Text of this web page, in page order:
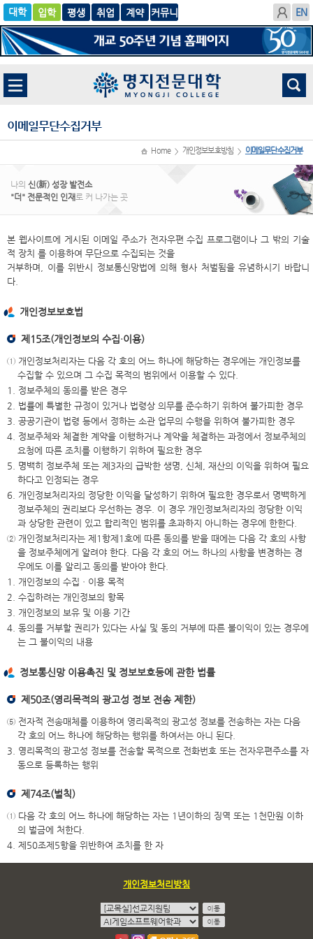
입학
글로
벌
평생 취업
계
약
이메일무단수집거부
Home > 개인정보보호방침 > 이메일무단수집거부
나의 신(新) 성장 발전소
"더" 전문적인 인재로 커 나가는 곳
본 웹사이트에 게시된 이메일 주소가 전자우편 수집 프로그램이나 그 밖의 기술
적 장치 를 이용하여 무단으로 수집되는 것을
거부하며, 이를 위반시 정보통신망법에 의해 형사 처벌됨을 유념하시기 바랍니
다.
개인정보보호법
제15조(개인정보의 수집·이용)
① 개인정보처리자는 다음 각 호의 어느 하나에 해당하는 경우에는 개인정보를
수집할 수 있으며 그 수집 목적의 범위에서 이용할 수 있다.
1. 정보주체의 동의를 받은 경우
2. 법률에 특별한 규정이 있거나 법령상 의무를 준수하기 위하여 불가피한 경우
3. 공공기관이 법령 등에서 정하는 소관 업무의 수행을 위하여 불가피한 경우
4. 정보주체와 체결한 계약을 이행하거나 계약을 체결하는 과정에서 정보주체의
요청에 따른 조치를 이행하기 위하여 필요한 경우
5. 명백히 정보주체 또는 제3자의 급박한 생명, 신체, 재산의 이익을 위하여 필요
하다고 인정되는 경우
6. 개인정보처리자의 정당한 이익을 달성하기 위하여 필요한 경우로서 명백하게
정보주체의 권리보다 우선하는 경우. 이 경우 개인정보처리자의 정당한 이익
과 상당한 관련이 있고 합리적인 범위를 초과하지 아니하는 경우에 한한다.
② 개인정보처리자는 제1항제1호에 따른 동의를 받을 때에는 다음 각 호의 사항
을 정보주체에게 알려야 한다. 다음 각 호의 어느 하나의 사항을 변경하는 경
우에도 이를 알리고 동의를 받아야 한다.
1. 개인정보의 수집ㆍ이용 목적
2. 수집하려는 개인정보의 항목
3. 개인정보의 보유 및 이용 기간
4. 동의를 거부할 권리가 있다는 사실 및 동의 거부에 따른 불이익이 있는 경우에
는 그 불이익의 내용
정보통신망 이용촉진 및 정보보호등에 관한 법률
제50조(영리목적의 광고성 정보 전송 제한)
⑤ 전자적 전송매체를 이용하여 영리목적의 광고성 정보를 전송하는 자는 다음
각 호의 어느 하나에 해당하는 행위를 하여서는 아니 된다.
3. 영리목적의 광고성 정보를 전송할 목적으로 전화번호 또는 전자우편주소를 자
동으로 등록하는 행위
제74조(벌칙)
① 다음 각 호의 어느 하나에 해당하는 자는 1년이하의 징역 또는 1천만원 이하
의 벌금에 처한다.
4. 제50조제5항을 위반하여 조치를 한 자
개인정보처리방침